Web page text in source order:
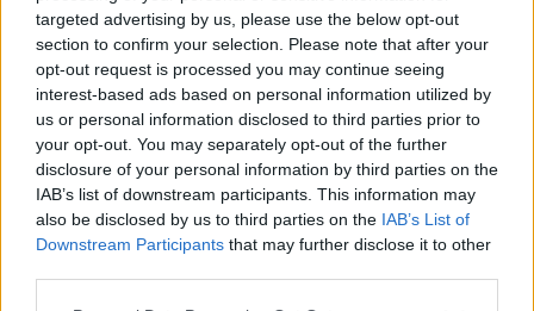
targeted advertising by us, please use the below opt-out
section to confirm your selection. Please note that after your
opt-out request is processed you may continue seeing
interest-based ads based on personal information utilized by
us or personal information disclosed to third parties prior to
your opt-out. You may separately opt-out of the further
disclosure of your personal information by third parties on the
IAB’s list of downstream participants. This information may
also be disclosed by us to third parties on the IAB’s List of
Downstream Participants that may further disclose it to other
3 hír találató a(z) "Győri Állatmenhely" cimkével ellátva.
A HŐSÉG MIATT MÓDOSUL A
KUTYASÉTÁLTATÁS RENDJE A GYŐRI
ÁLLATMENHELYEN
2026. június. 19. 10:33
Hétvégén csak a délelőtti órákban lehet sétálni a menhely
kutyáival, a gondozók a négylábúak védelme érdekében kérik a
szabályok betartását.
ÁLLATOK KARÁCSONYA A GYŐRI
ÁLLATMENHELYEN – AHOL MINDEN